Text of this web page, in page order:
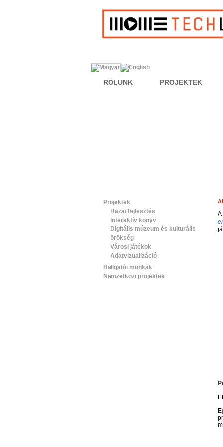
RÓLUNK PROJEKTEK
Projektek
Hazai fejlesztés
Interaktív könyv
Digitális múzeum és kulturális
örökség
Városi játékok
Adatvizualizáció
Hallgatói munkák
Nemzetközi projektek
A